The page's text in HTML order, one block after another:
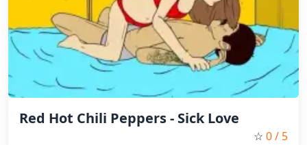
Red Hot Chili Peppers - Sick Love
☆ 0/ 5